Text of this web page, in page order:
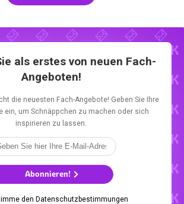
als erstes von neuen Fach-
Angeboten!
die neuesten Fach-Angebote! Geben Sie Ihre
ein, um Schnäppchen zu machen oder sich
inspirieren zu lassen.
Abonnieren!
den Datenschutzbestimmungen